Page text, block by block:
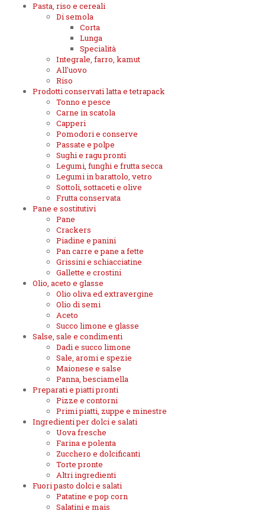
Pasta, riso e cereali
Di semola
Corta
Lunga
Specialità
Integrale, farro, kamut
All'uovo
Riso
Prodotti conservati latta e tetrapack
Tonno e pesce
Carne in scatola
Capperi
Pomodori e conserve
Passate e polpe
Sughi e ragu pronti
Legumi, funghi e frutta secca
Legumi in barattolo, vetro
Sottoli, sottaceti e olive
Frutta conservata
Pane e sostitutivi
Pane
Crackers
Piadine e panini
Pan carre e pane a fette
Grissini e schiacciatine
Gallette e crostini
Olio, aceto e glasse
Olio oliva ed extravergine
Olio di semi
Aceto
Succo limone e glasse
Salse, sale e condimenti
Dadi e succo limone
Sale, aromi e spezie
Maionese e salse
Panna, besciamella
Preparati e piatti pronti
Pizze e contorni
Primi piatti, zuppe e minestre
Ingredienti per dolci e salati
Uova fresche
Farina e polenta
Zucchero e dolcificanti
Torte pronte
Altri ingredienti
Fuori pasto dolci e salati
Patatine e pop corn
Salatini e mais